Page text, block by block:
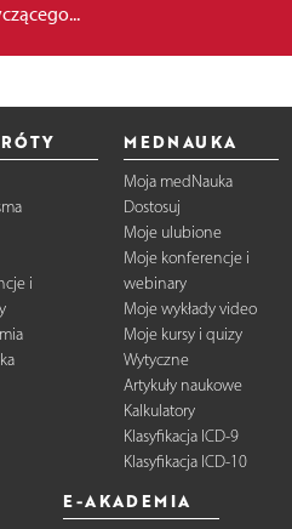
i
MEDNAUKA
Moja medNauka
Dostosuj
Moje ulubione
Moje konferencje i
webinary
Moje wykłady video
Moje kursy i quizy
Wytyczne
Artykuły naukowe
Kalkulatory
Klasyfikacja ICD-9
Klasyfikacja ICD-10
E-AKADEMIA